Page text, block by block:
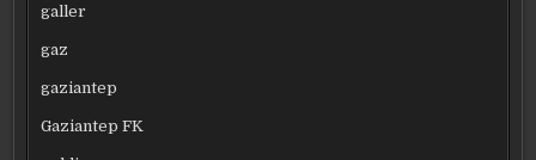
galler
gaz
gaziantep
Gaziantep FK